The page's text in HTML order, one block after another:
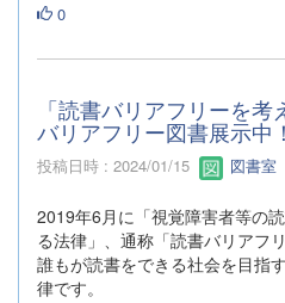
0
「読書バリアフリーを考
バリアフリー図書展示中
投稿日時 : 2024/01/15 図書室
2019年6月に「視覚障害者等の
る法律」、通称「読書バリアフ
誰もが読書をできる社会を目指
律です。